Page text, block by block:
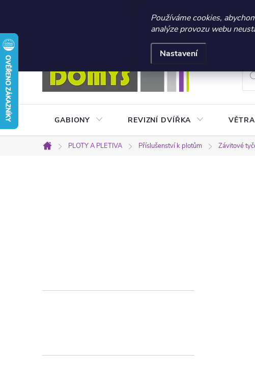
☀️ LETNÍ AKCE 2026 –
Používáme cookies,
analýze provozu webu
Nastavení
Přejít
na
obsah
Obchodní podmínky
GABIONY REVIZNÍ DVÍŘKA
Domů
PLOTY A PLETIVA Příslušenství k plotům Závitové
r